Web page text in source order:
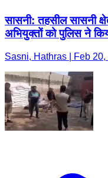
सासनी: तहसील सासनी
अभियुक्तों को पुलिस ने
Sasni, Hathras | Feb 20,